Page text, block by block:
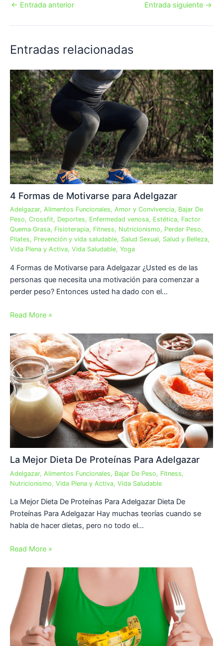
← Entrada anterior Entrada siguiente →
Entradas relacionadas
4 Formas de Motivarse para Adelgazar
Adelgazar, Alimentos Funcionales, Amor y Convivencia, Bajar De
Peso, Crossfit, Deportes, Enfermedad venosa, Estética, Factor
Quema Grasa, Fisioterapia, Fitness, Nutricionismo, Perder Peso,
Pilates, Prevención y vida saludable, Salud Sexual, Salud y Belleza,
Vida Plena y Activa, Vida Saludable, Yoga
4 Formas de Motivarse para Adelgazar ¿Usted es de las
personas que necesita una motivación para comenzar a
perder peso? Entonces usted ha dado con el…
Read More »
La Mejor Dieta De Proteínas Para Adelgazar
Adelgazar, Alimentos Funcionales, Bajar De Peso, Fitness,
Nutricionismo, Vida Plena y Activa, Vida Saludable
La Mejor Dieta De Proteínas Para Adelgazar Dieta De
Proteínas Para Adelgazar Hay muchas teorías cuando se
habla de hacer dietas, pero no todo el…
Read More »